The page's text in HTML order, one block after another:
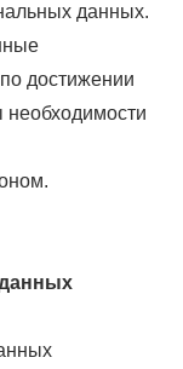
данных.
достижении
необходимости